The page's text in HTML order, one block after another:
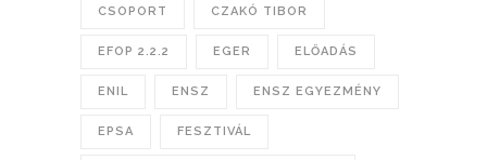
CSOPORT CZAKÓ TIBOR
EFOP 2.2.2 EGER ELŐADÁS
ENIL ENSZ ENSZ EGYEZMÉNY
EPSA FESZTIVÁL